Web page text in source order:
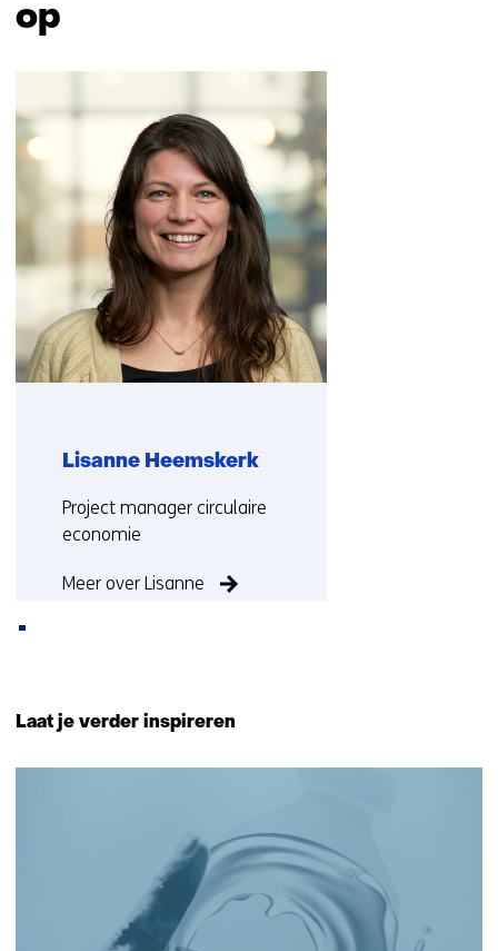
op
(Neem
contact
met
ons
op)
Lisanne Heemskerk
Functie:
Project manager circulaire
economie
Meer over Lisanne
(Neem
ons
op)
Laat je verder inspireren
getoond
6